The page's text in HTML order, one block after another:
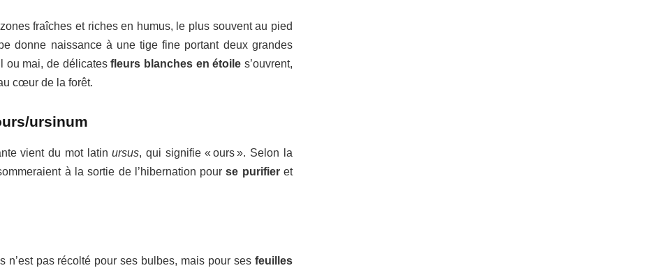
fraîches et riches en humus, le plus souvent au pied
donne naissance à une tige fine portant deux grandes
ou mai, de délicatesfleurs blanches en étoile s’ouvrent,
cœur de la forêt.
ursinum
vient du mot latinursus, qui signifie « ours ». Selon la
à la sortie de l’hibernation pourse purifieret
n’est pas récolté pour ses bulbes, mais pour ses feuilles